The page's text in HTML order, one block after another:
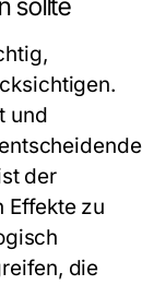
sollte
und
der
Effekte zu
die